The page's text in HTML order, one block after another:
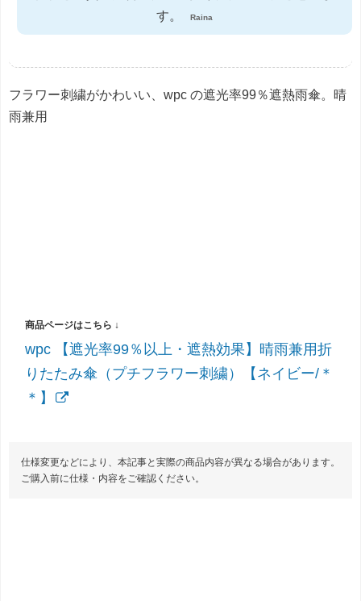
す。
Raina
フラワー刺繍がかわいい、wpc の遮光率99％遮熱雨傘。晴
雨兼用
wpc 【遮光率99％以上・遮熱効果】晴雨兼用折
りたたみ傘（プチフラワー刺繍）【ネイビー/＊
＊】
仕様変更などにより、本記事と実際の商品内容が異なる場合があります。
ご購入前に仕様・内容をご確認ください。